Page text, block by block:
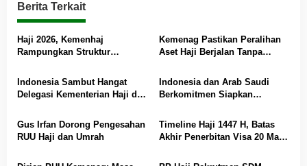
g
a
s
p
s
Berita Terkait
Haji 2026, Kemenhaj
Rampungkan Struktur
Kantor Kemenhaj
Kemenag Pastikan Peralihan
Aset Haji Berjalan Tanpa
Indonesia Sambut Hangat
Delegasi Kementerian Haji dan
Indonesia dan Arab Saudi
Berkomitmen Siapkan
Gus Irfan Dorong Pengesahan
RUU Haji dan Umrah
Timeline Haji 1447 H, Batas
Akhir Penerbitan Visa 20 Maret